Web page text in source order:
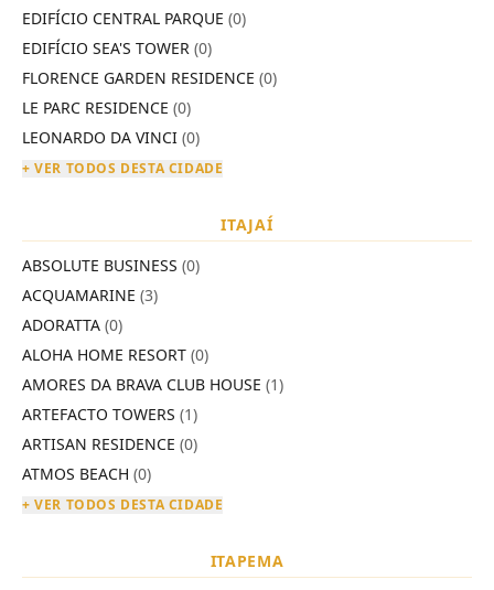
EDIFÍCIO CENTRAL PARQUE (0)
EDIFÍCIO SEA'S TOWER (0)
FLORENCE GARDEN RESIDENCE (0)
LE PARC RESIDENCE (0)
LEONARDO DA VINCI (0)
+ VER TODOS DESTA CIDADE
ITAJAÍ
ABSOLUTE BUSINESS (0)
ACQUAMARINE (3)
ADORATTA (0)
ALOHA HOME RESORT (0)
AMORES DA BRAVA CLUB HOUSE (1)
ARTEFACTO TOWERS (1)
ARTISAN RESIDENCE (0)
ATMOS BEACH (0)
+ VER TODOS DESTA CIDADE
ITAPEMA